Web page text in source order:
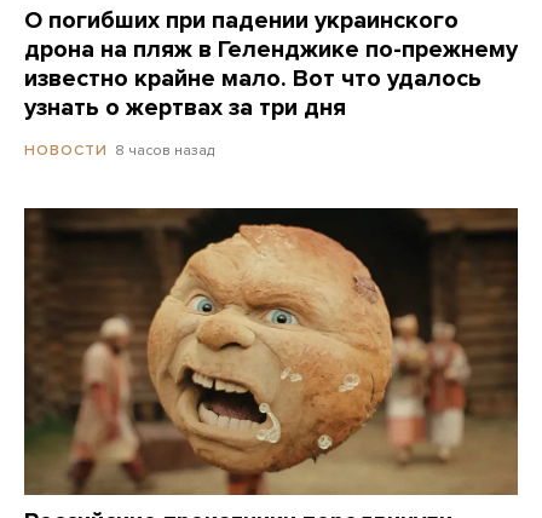
О погибших при падении украинского
дрона на пляж в Геленджике по-прежнему
известно крайне мало. Вот что удалось
узнать о жертвах за три дня
НОВОСТИ 8 часов назад